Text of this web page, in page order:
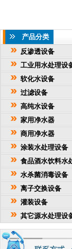
产品分类
反渗透设备
工业用水处理设
软化水设备
过滤设备
高纯水设备
家用净水器
商用净水器
涂装水处理设备
食品酒水饮料水
水杀菌消毒设备
离子交换设备
灌装设备
其它源水处理设